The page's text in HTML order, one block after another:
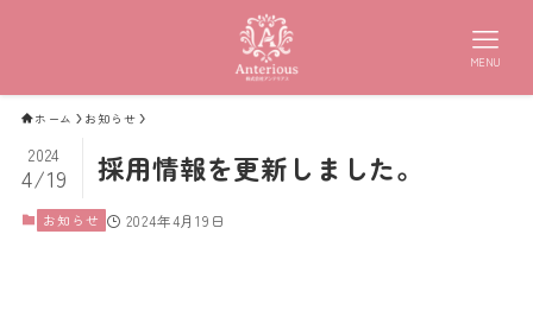
MENU
ホーム お知らせ
採用情報を更新しました。
2024
4/19
お知らせ 2024年4月19日